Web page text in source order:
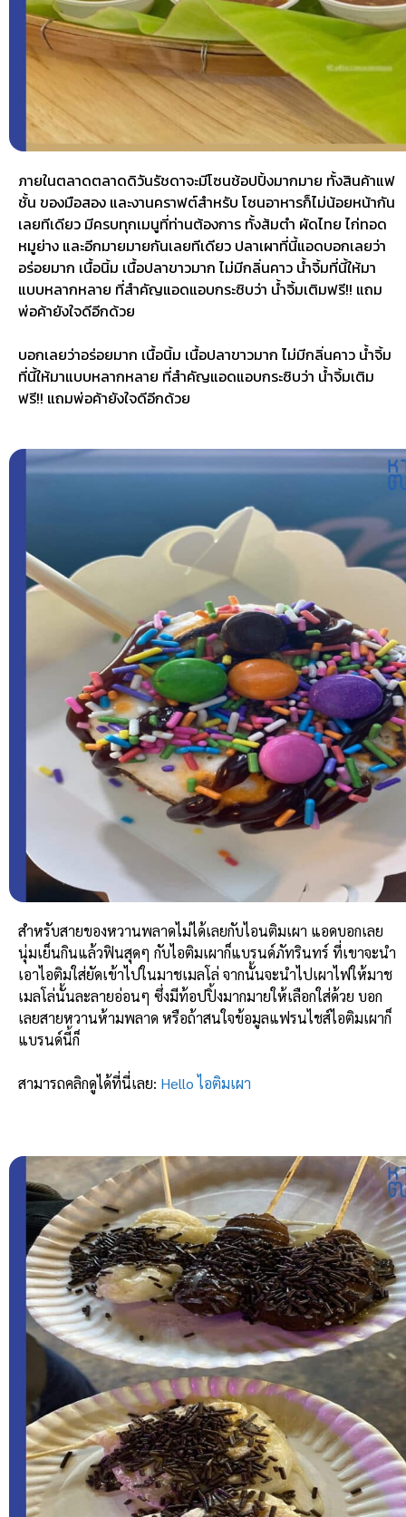
ภายในตลาดตลาดดิวันรัชดาจะมีโซนช้อปปิ้งมากมาย ทั้งสินค้าแฟ
ชั้น ของมือสอง และงานคราฟต์สำหรับ โซนอาหารก็ไม่น้อยหน้ากัน
เลยทีเดียว มีครบทุกเมนูที่ท่านต้องการ ทั้งส้มตำ ผัดไทย ไก่ทอด
หมูย่าง และอีกมายมายกันเลยทีเดียว ปลาเผาที่นี้แอดบอกเลยว่า
อร่อยมาก เนื้อนิ้ม เนื้อปลาขาวมาก ไม่มีกลิ่นคาว น้ำจิ้มที่นี้ให้มา
แบบหลากหลาย ที่สำคัญแอดแอบกระซิบว่า น้ำจิ้มเติมฟรี!! แถม
พ่อค้ายังใจดีอีกด้วย
บอกเลยว่าอร่อยมาก เนื้อนิ้ม เนื้อปลาขาวมาก ไม่มีกลิ่นคาว น้ำจิ้ม
ที่นี้ให้มาแบบหลากหลาย ที่สำคัญแอดแอบกระซิบว่า น้ำจิ้มเติม
ฟรี!! แถมพ่อค้ายังใจดีอีกด้วย
สำหรับสายของหวานพลาดไม่ได้เลยกับไอนติมเผา แอดบอกเลย
นุ่มเย็นกินแล้วฟินสุดๆ กับไอติมเผาก็แบรนด์ภัทรินทร์ ที่เขาจะนำ
เอาไอติมใส่ยัดเข้าไปในมาชเมลโล่ จากนั้นจะนำไปเผาไฟให้มาช
เมลโล่นั้นละลายอ่อนๆ ซึ่งมีท้อปปิ้งมากมายให้เลือกใส่ด้วย บอก
เลยสายหวานห้ามพลาด หรือถ้าสนใจข้อมูลแฟรนไชส์ไอติมเผาก็
แบรนด์นี้ก็
สามารถคลิกดูได้ที่นี่เลย: Hello ไอติมเผา